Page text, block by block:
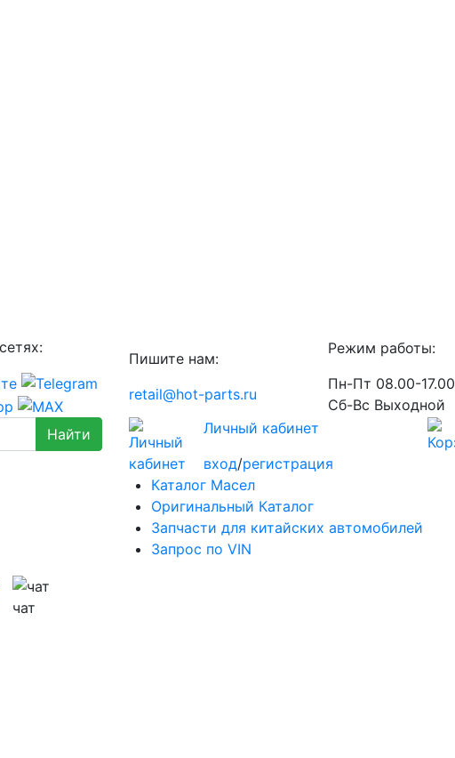
Пишите нам:
retail@hot-parts.ru
Режим работы:
Пн-Пт 08.00-17.00
Сб-Вс Выходной
Личный кабинет
вход/регистрация
Каталог Масел
Оригинальный Каталог
Запчасти для китайских автомобилей
Запрос по VIN
чат